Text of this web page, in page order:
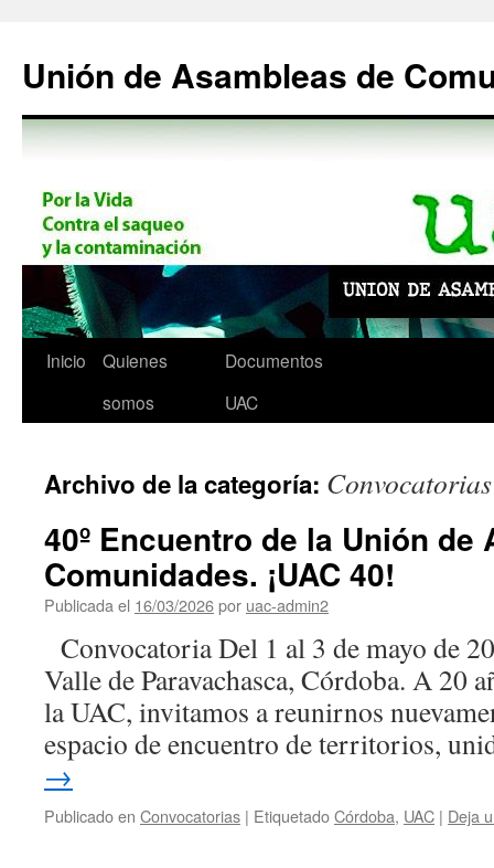
contenido
Unión de Asambleas de
Inicio
Quienes
somos
Documentos
UAC
Archivo de la categoría: Convocatorias
40º Encuentro de la Unión de
Comunidades. ¡UAC 40!
Publicada el 16/03/2026por uac-admin2
Convocatoria Del 1 al 3 de mayo de
Valle de Paravachasca, Córdoba. A 20
la UAC, invitamos a reunirnos
espacio de encuentro de territorios,
→
Publicado en Convocatorias | EtiquetadoCórdoba, UAC | Deja